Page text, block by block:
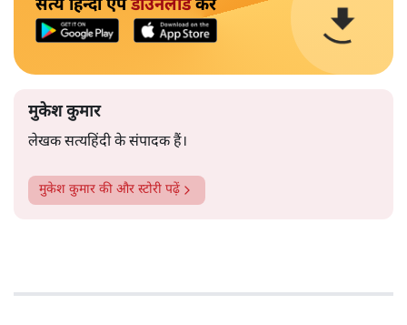
सत्य हिन्दी ऐपडाउनलोडकरें
मुकेश कुमार
लेखक सत्यहिंदी के संपादक हैं।
मुकेश कुमार की और स्टोरी पढ़ें